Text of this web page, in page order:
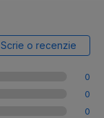
Scrie o recenzie
0
0
0